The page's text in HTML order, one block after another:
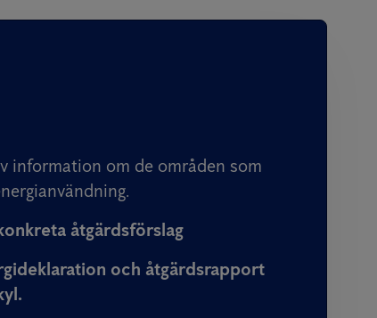
information om de områden som
åtgärdsförslag
och åtgärdsrapport